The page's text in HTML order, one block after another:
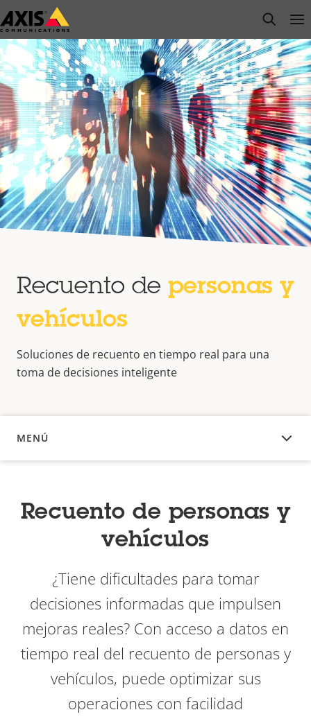
Saltar
al
contenido
principal
open
Recuento de personas y
vehículos
Soluciones de recuento en tiempo real para una
toma de decisiones inteligente
MENÚ
DESCRIPCIÓN
Recuento de personas y
vehículos
¿Tiene dificultades para tomar
decisiones informadas que impulsen
mejoras reales? Con acceso a datos en
tiempo real del recuento de personas y
vehículos, puede optimizar sus
operaciones con facilidad